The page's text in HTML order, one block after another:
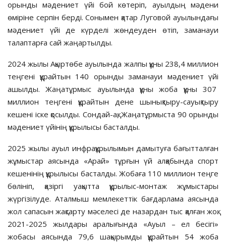
орынды мәдениет үйі бой көтеріп, ауылдың мәдени
өміріне серпін берді. Сонымен қатар Луговой ауылындағы
мәдениет үйі де күрделі жөндеуден өтіп, заманауи
талаптарға сай жаңартылды.
2024 жылы Ақыртөбе ауылында жалпы құны 238,4 миллион
теңгені құрайтын 140 орынды заманауи мәдениет үйі
ашылды. Жаңатұрмыс ауылында құны жоба құны 307
миллион теңгені құрайтын дене шынықтыру-сауықтыру
кешені іске қосылды. Сондай-ақ, Жаңатұрмыста 90 орынды
мәдениет үйінің құрылысы басталды.
2025 жылы ауыл инфрақұрылымын дамытуға бағытталған
жұмыстар аясында «Арай» тұрғын үй алқабында спорт
кешенінің құрылысы басталды. Жобаға 110 миллион теңге
бөлініп, қазіргі уақытта құрылыс-монтаж жұмыстары
жүргізілуде. Аталмыш мемлекеттік бағдарлама аясында
жол сапасын жақсарту мәселесі де назардан тыс қалған жоқ.
2021-2025 жылдары аралығында «Ауыл – ел бесігі»
жобасы аясында 79,6 шақырымды құрайтын 54 жоба